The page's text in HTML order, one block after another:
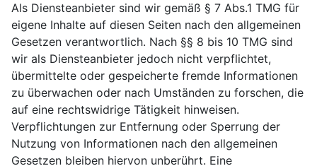
Als Diensteanbieter sind wir gemäß § 7 Abs.1 TMG für
eigene Inhalte auf diesen Seiten nach den allgemeinen
Gesetzen verantwortlich. Nach §§ 8 bis 10 TMG sind
wir als Diensteanbieter jedoch nicht verpflichtet,
übermittelte oder gespeicherte fremde Informationen
zu überwachen oder nach Umständen zu forschen, die
auf eine rechtswidrige Tätigkeit hinweisen.
Verpflichtungen zur Entfernung oder Sperrung der
Nutzung von Informationen nach den allgemeinen
Gesetzen bleiben hiervon unberührt. Eine